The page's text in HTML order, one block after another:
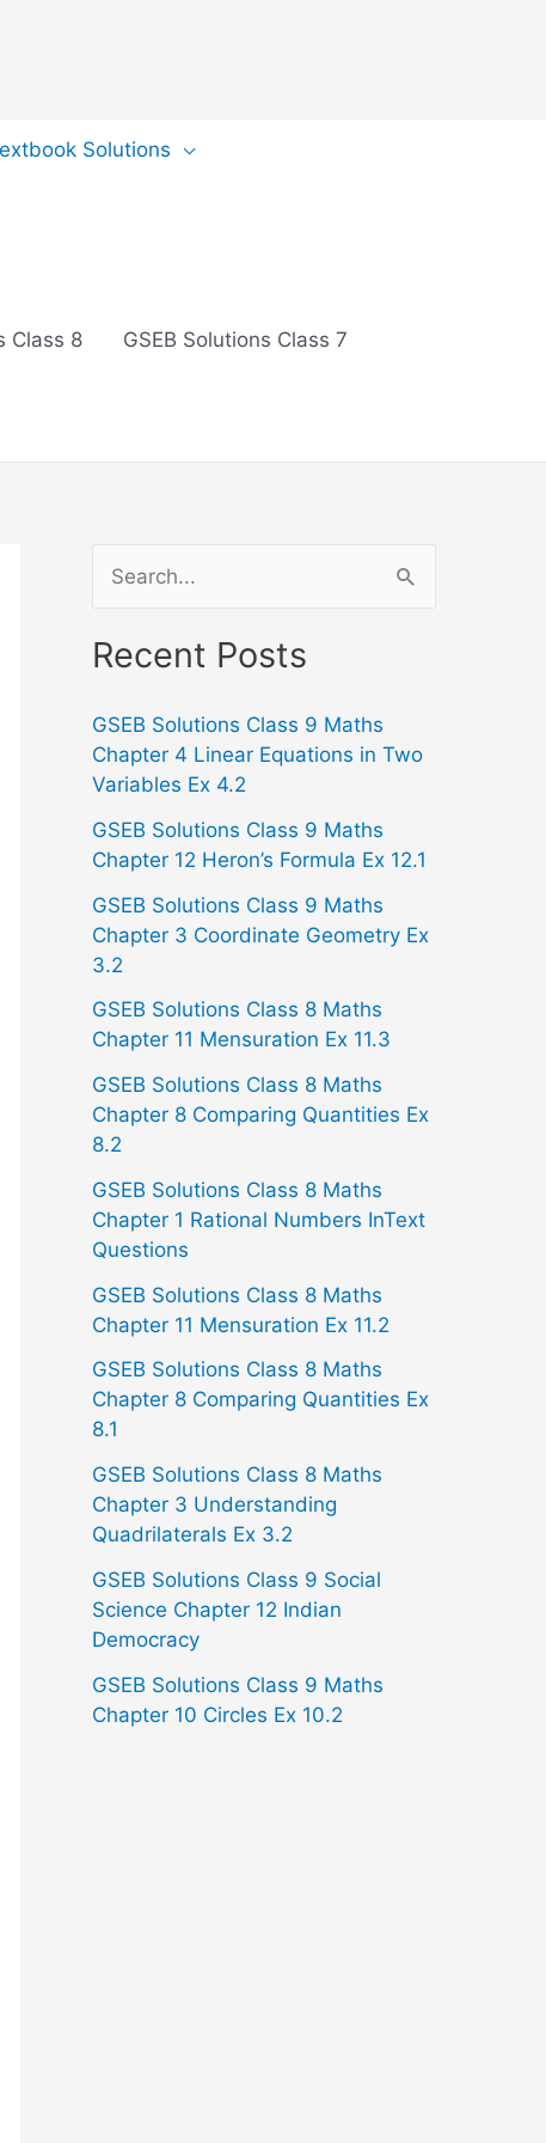
Solutions
Class 8 GSEB Solutions Class 7
a
c
h
o
:
Recent Posts
GSEB Solutions Class 9 Maths
Chapter 4 Linear Equations in Two
Variables Ex 4.2
GSEB Solutions Class 9 Maths
Chapter 12 Heron’s Formula Ex 12.1
GSEB Solutions Class 9 Maths
Chapter 3 Coordinate Geometry Ex
3.2
GSEB Solutions Class 8 Maths
Chapter 11 Mensuration Ex 11.3
GSEB Solutions Class 8 Maths
Chapter 8 Comparing Quantities Ex
8.2
GSEB Solutions Class 8 Maths
Chapter 1 Rational Numbers InText
Questions
GSEB Solutions Class 8 Maths
Chapter 11 Mensuration Ex 11.2
GSEB Solutions Class 8 Maths
Chapter 8 Comparing Quantities Ex
8.1
GSEB Solutions Class 8 Maths
Chapter 3 Understanding
Quadrilaterals Ex 3.2
GSEB Solutions Class 9 Social
Science Chapter 12 Indian
Democracy
GSEB Solutions Class 9 Maths
Chapter 10 Circles Ex 10.2